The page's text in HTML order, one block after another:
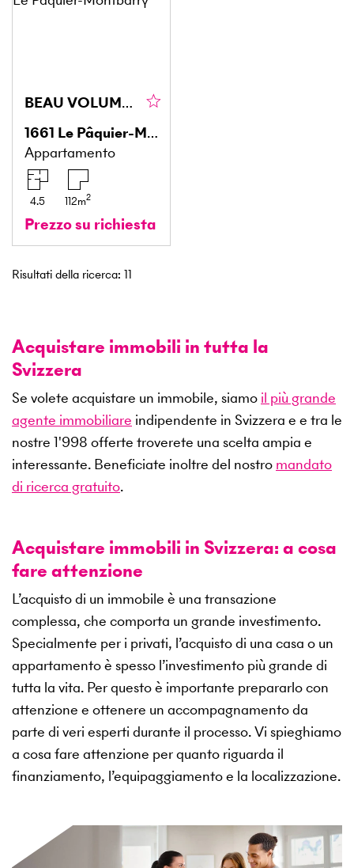
BEAU VOLUME ET PROCHE DE GSTAAD
1661 Le Pâquier-Montbarry
Appartamento
4.5 112m2
Prezzo su richiesta
Risultati della ricerca: 11
Acquistare immobili in tutta la
Svizzera
Se volete acquistare un immobile, siamo il più grande
agente immobiliare indipendente in Svizzera e e tra le
nostre 1'998 offerte troverete una scelta ampia e
interessante. Beneficiate inoltre del nostro mandato
di ricerca gratuito.
Acquistare immobili in Svizzera: a cosa
fare attenzione
L’acquisto di un immobile è una transazione
complessa, che comporta un grande investimento.
Specialmente per i privati, l’acquisto di una casa o un
appartamento è spesso l’investimento più grande di
tutta la vita. Per questo è importante prepararlo con
attenzione e ottenere un accompagnamento da
parte di veri esperti durante il processo. Vi spieghiamo
a cosa fare attenzione per quanto riguarda il
finanziamento, l’equipaggiamento e la localizzazione.